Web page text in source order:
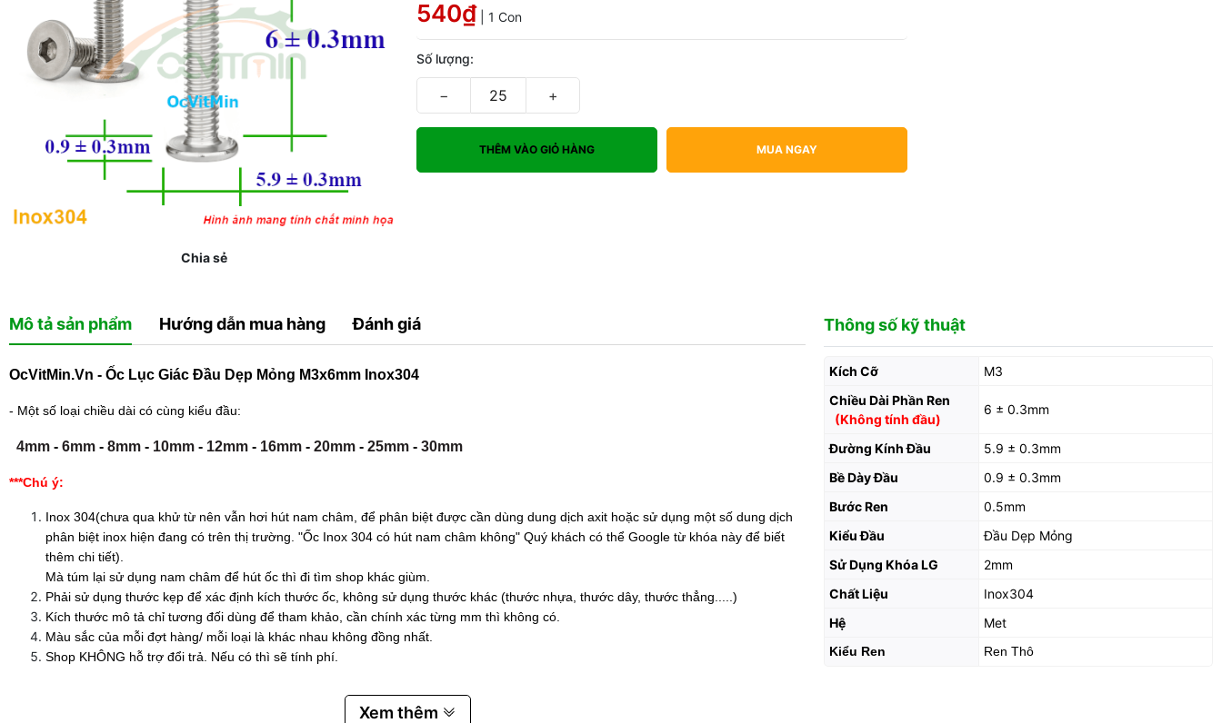
Chia sẻ
540₫ | 1 Con
Số lượng:
− +
THÊM VÀO GIỎ HÀNG MUA NGAY
Mô tả sản phẩm Hướng dẫn mua hàng Đánh giá
OcVitMin.Vn - Ốc Lục Giác Đầu Dẹp Mỏng M3x6mm Inox304
- Một số loại chiều dài có cùng kiểu đầu:
4mm - 6mm - 8mm - 10mm - 12mm - 16mm - 20mm - 25mm - 30mm
***Chú ý:
Inox 304(chưa qua khử từ nên vẫn hơi hút nam châm, để phân biệt được cần dùng dung dịch axit hoặc sử dụng một số dung dịch
phân biệt inox hiện đang có trên thị trường. "Ốc Inox 304 có hút nam châm không" Quý khách có thể Google từ khóa này để biết
thêm chi tiết).
Mà túm lại sử dụng nam châm để hút ốc thì đi tìm shop khác giùm.
Phải sử dụng thước kẹp để xác định kích thước ốc, không sử dụng thước khác (thước nhựa, thước dây, thước thẳng.....)
Kích thước mô tả chỉ tương đối dùng để tham khảo, cần chính xác từng mm thì không có.
Màu sắc của mỗi đợt hàng/ mỗi loại là khác nhau không đồng nhất.
Shop KHÔNG hỗ trợ đổi trả. Nếu có thì sẽ tính phí.
Xem thêm
Thông số kỹ thuật
Kích Cỡ
M3
Chiều Dài Phần Ren
(Không tính đầu)
6 ± 0.3mm
Đường Kính Đầu
5.9 ± 0.3mm
Bề Dày Đầu
0.9 ± 0.3mm
Bước Ren
0.5mm
Kiểu Đầu
Đầu Dẹp Mỏng
Sử Dụng Khóa LG
2mm
Chất Liệu
Inox304
Hệ
Met
Kiểu Ren Ren Thô